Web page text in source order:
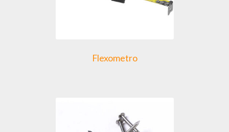
Flexometro